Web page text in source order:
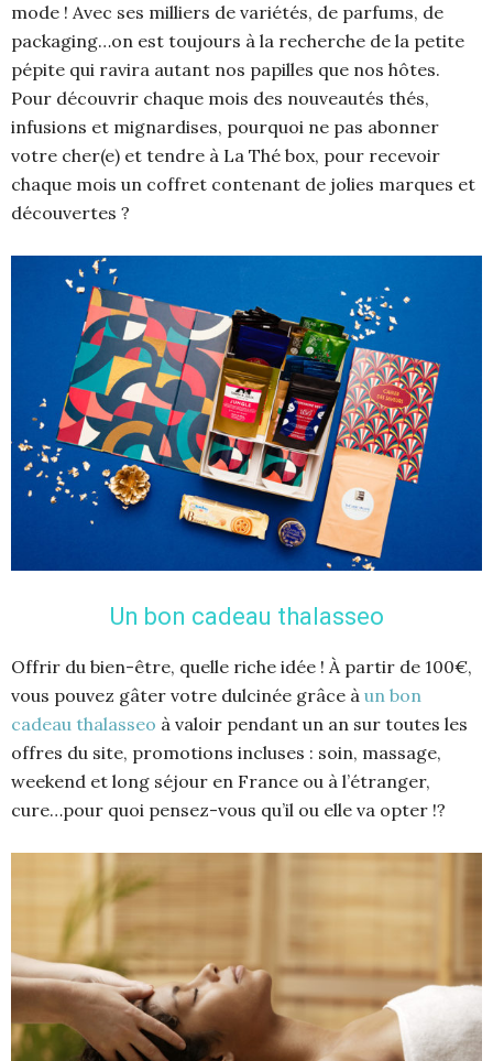
mode ! Avec ses milliers de variétés, de parfums, de
packaging…on est toujours à la recherche de la petite
pépite qui ravira autant nos papilles que nos hôtes.
Pour découvrir chaque mois des nouveautés thés,
infusions et mignardises, pourquoi ne pas abonner
votre cher(e) et tendre à La Thé box, pour recevoir
chaque mois un coffret contenant de jolies marques et
découvertes ?
Un bon cadeau thalasseo
Offrir du bien-être, quelle riche idée ! À partir de 100€,
vous pouvez gâter votre dulcinée grâce à un bon
cadeau thalasseo à valoir pendant un an sur toutes les
offres du site, promotions incluses : soin, massage,
weekend et long séjour en France ou à l’étranger,
cure…pour quoi pensez-vous qu’il ou elle va opter !?